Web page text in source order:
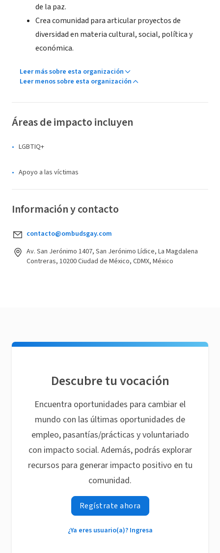
de la paz.
Crea comunidad para articular proyectos de
diversidad en materia cultural, social, política y
económica.
Leer más sobre esta organización
Leer menos sobre esta organización
Áreas de impacto incluyen
LGBTIQ+
Apoyo a las víctimas
Información y contacto
contacto@ombudsgay.com
Av. San Jerónimo 1407, San Jerónimo Lídice, La Magdalena
Contreras, 10200 Ciudad de México, CDMX, México
Descubre tu vocación
Encuentra oportunidades para cambiar el
mundo con las últimas oportunidades de
empleo, pasantías/prácticas y voluntariado
con impacto social. Además, podrás explorar
recursos para generar impacto positivo en tu
comunidad.
Regístrate ahora
¿Ya eres usuario(a)? Ingresa